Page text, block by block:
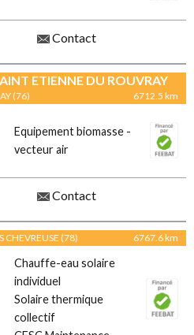
Contact
ETIENNE DU ROUVRAY
(76) 6712.5 km
Equipement biomasse -
vecteur air
Contact
CHEVREUSE (78) 6767.6 km
Chauffe-eau solaire
individuel
Solaire thermique
collectif